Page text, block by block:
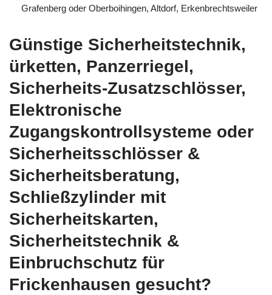
Grafenberg oder Oberboihingen, Altdorf, Erkenbrechtsweiler
Günstige Sicherheitstechnik,
ürketten, Panzerriegel,
Sicherheits-Zusatzschlösser,
Elektronische
Zugangskontrollsysteme oder
Sicherheitsschlösser &
Sicherheitsberatung,
Schließzylinder mit
Sicherheitskarten,
Sicherheitstechnik &
Einbruchschutz für
Frickenhausen gesucht?